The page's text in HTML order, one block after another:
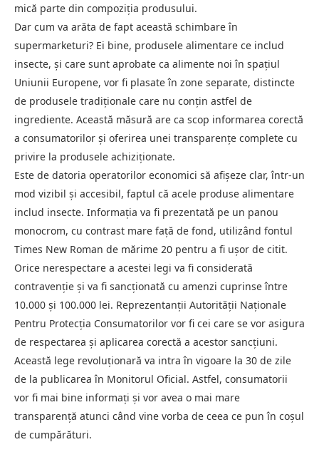
mică parte din compoziția produsului.
Dar cum va arăta de fapt această schimbare în
supermarketuri? Ei bine, produsele alimentare ce includ
insecte, și care sunt aprobate ca alimente noi în spațiul
Uniunii Europene, vor fi plasate în zone separate, distincte
de produsele tradiționale care nu conțin astfel de
ingrediente. Această măsură are ca scop informarea corectă
a consumatorilor și oferirea unei transparențe complete cu
privire la produsele achiziționate.
Este de datoria operatorilor economici să afișeze clar, într-un
mod vizibil și accesibil, faptul că acele produse alimentare
includ insecte. Informația va fi prezentată pe un panou
monocrom, cu contrast mare față de fond, utilizând fontul
Times New Roman de mărime 20 pentru a fi ușor de citit.
Orice nerespectare a acestei legi va fi considerată
contravenție și va fi sancționată cu amenzi cuprinse între
10.000 și 100.000 lei. Reprezentanții Autorității Naționale
Pentru Protecția Consumatorilor vor fi cei care se vor asigura
de respectarea și aplicarea corectă a acestor sancțiuni.
Această lege revoluționară va intra în vigoare la 30 de zile
de la publicarea în Monitorul Oficial. Astfel, consumatorii
vor fi mai bine informați și vor avea o mai mare
transparență atunci când vine vorba de ceea ce pun în coșul
de cumpărături.